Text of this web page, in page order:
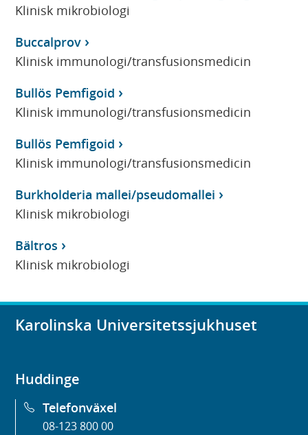
Klinisk mikrobiologi
Buccalprov
Klinisk immunologi/transfusionsmedicin
Bullös Pemfigoid
Klinisk immunologi/transfusionsmedicin
Bullös Pemfigoid
Klinisk immunologi/transfusionsmedicin
Burkholderia mallei/pseudomallei
Klinisk mikrobiologi
Bältros
Klinisk mikrobiologi
Karolinska Universitetssjukhuset
Huddinge
Telefonväxel
08-123 800 00